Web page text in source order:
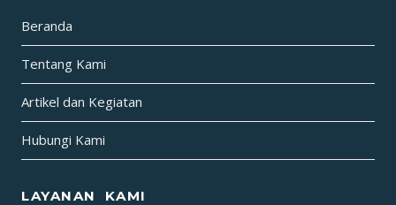
Beranda
Tentang Kami
Artikel dan Kegiatan
Hubungi Kami
LAYANAN KAMI